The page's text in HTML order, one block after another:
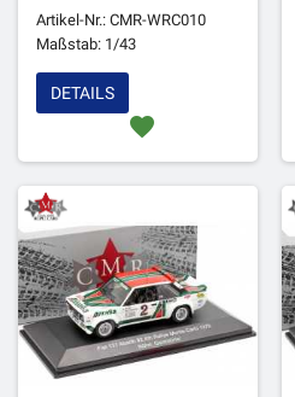
1980 1ER
Artikel-Nr.: CMR-WRC010
Maßstab: 1/43
favorite
DETAILS